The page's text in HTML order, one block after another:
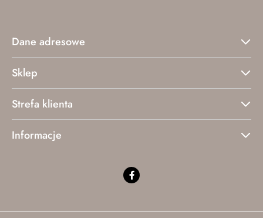
Dane adresowe
Sklep
Strefa klienta
Informacje